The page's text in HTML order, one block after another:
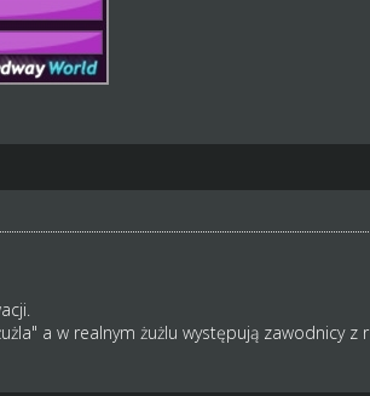
a w realnym żużlu występują zawodnicy